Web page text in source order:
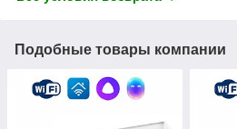
Подобные товары компании